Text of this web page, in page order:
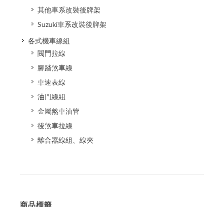
其他車系改裝後牌架
Suzuki車系改裝後牌架
各式機車線組
閥門拉線
腳踏煞車線
車速表線
油門線組
金屬煞車油管
後煞車拉線
離合器線組、線夾
商品標籤